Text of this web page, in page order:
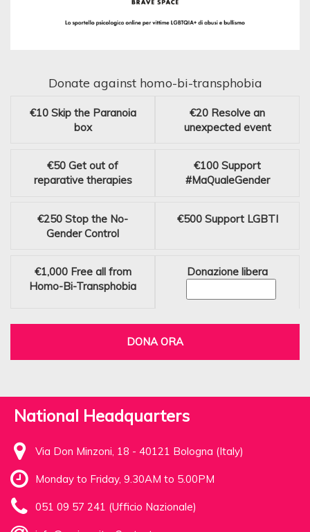
Donate against homo-bi-transphobia
€10 Skip the Paranoia
box
€20 Resolve an
unexpected event
€50 Get out of
reparative therapies
€100 Support
#MaQualeGender
€250 Stop the No-
Gender Control
€500 Support LGBTI
€1,000 Free all from
Homo-Bi-Transphobia
Donazione libera
DONA ORA
National Headquarters
Via Don Minzoni, 18 - 40121 Bologna (Italy)
Monday to Friday, 9.30AM to 5.00PM
051 09 57 241 (Ufficio Nazionale)